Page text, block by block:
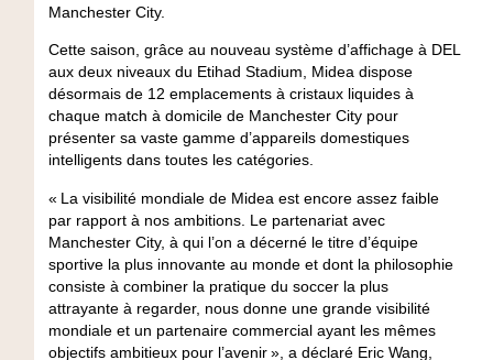
Manchester City.
Cette saison, grâce au nouveau système d’affichage à DEL
aux deux niveaux du Etihad Stadium, Midea dispose
désormais de 12 emplacements à cristaux liquides à
chaque match à domicile de Manchester City pour
présenter sa vaste gamme d’appareils domestiques
intelligents dans toutes les catégories.
« La visibilité mondiale de Midea est encore assez faible
par rapport à nos ambitions. Le partenariat avec
Manchester City, à qui l’on a décerné le titre d’équipe
sportive la plus innovante au monde et dont la philosophie
consiste à combiner la pratique du soccer la plus
attrayante à regarder, nous donne une grande visibilité
mondiale et un partenaire commercial ayant les mêmes
objectifs ambitieux pour l’avenir », a déclaré Eric Wang,